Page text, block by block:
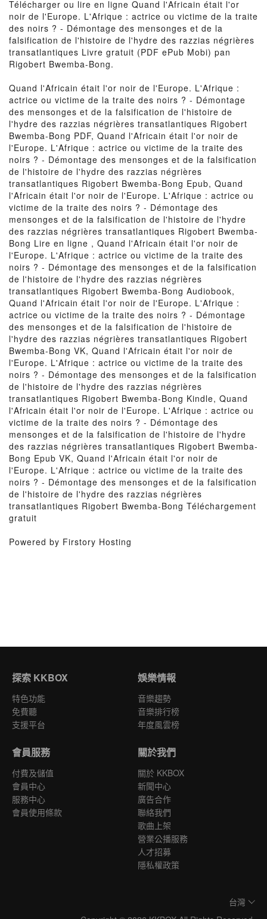
Télécharger ou lire en ligne Quand l'Africain était l'or
noir de l'Europe. L'Afrique : actrice ou victime de la traite
des noirs ? - Démontage des mensonges et de la
falsification de l'histoire de l'hydre des razzias négrières
transatlantiques Livre gratuit (PDF ePub Mobi) pan
Rigobert Bwemba-Bong.
Quand l'Africain était l'or noir de l'Europe. L'Afrique :
actrice ou victime de la traite des noirs ? - Démontage
des mensonges et de la falsification de l'histoire de
l'hydre des razzias négrières transatlantiques Rigobert
Bwemba-Bong PDF, Quand l'Africain était l'or noir de
l'Europe. L'Afrique : actrice ou victime de la traite des
noirs ? - Démontage des mensonges et de la falsification
de l'histoire de l'hydre des razzias négrières
transatlantiques Rigobert Bwemba-Bong Epub, Quand
l'Africain était l'or noir de l'Europe. L'Afrique : actrice ou
victime de la traite des noirs ? - Démontage des
mensonges et de la falsification de l'histoire de l'hydre
des razzias négrières transatlantiques Rigobert Bwemba-
Bong Lire en ligne , Quand l'Africain était l'or noir de
l'Europe. L'Afrique : actrice ou victime de la traite des
noirs ? - Démontage des mensonges et de la falsification
de l'histoire de l'hydre des razzias négrières
transatlantiques Rigobert Bwemba-Bong Audiobook,
Quand l'Africain était l'or noir de l'Europe. L'Afrique :
actrice ou victime de la traite des noirs ? - Démontage
des mensonges et de la falsification de l'histoire de
l'hydre des razzias négrières transatlantiques Rigobert
Bwemba-Bong VK, Quand l'Africain était l'or noir de
l'Europe. L'Afrique : actrice ou victime de la traite des
noirs ? - Démontage des mensonges et de la falsification
de l'histoire de l'hydre des razzias négrières
transatlantiques Rigobert Bwemba-Bong Kindle, Quand
l'Africain était l'or noir de l'Europe. L'Afrique : actrice ou
victime de la traite des noirs ? - Démontage des
mensonges et de la falsification de l'histoire de l'hydre
des razzias négrières transatlantiques Rigobert Bwemba-
Bong Epub VK, Quand l'Africain était l'or noir de
l'Europe. L'Afrique : actrice ou victime de la traite des
noirs ? - Démontage des mensonges et de la falsification
de l'histoire de l'hydre des razzias négrières
transatlantiques Rigobert Bwemba-Bong Téléchargement
gratuit
Powered by Firstory Hosting
探索 KKBOX
特色功能
免費聽
支援平台
娛樂情報
音樂趨勢
音樂排行榜
年度風雲榜
會員服務
付費及儲值
會員中心
服務中心
會員使用條款
關於我們
關於 KKBOX
新聞中心
廣告合作
聯絡我們
歌曲上架
營業公播服務
人才招募
隱私權政策
台灣